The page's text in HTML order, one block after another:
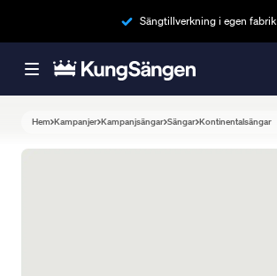
Sängtillverkning i egen fabrik
Hem Kampanjer Kampanjsängar Sängar Kontinentalsängar